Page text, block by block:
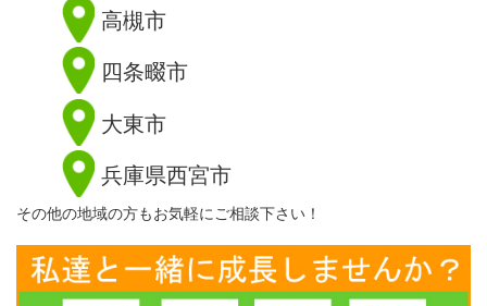
高槻市
四条畷市
大東市
兵庫県西宮市
その他の地域の方もお気軽にご相談下さい！